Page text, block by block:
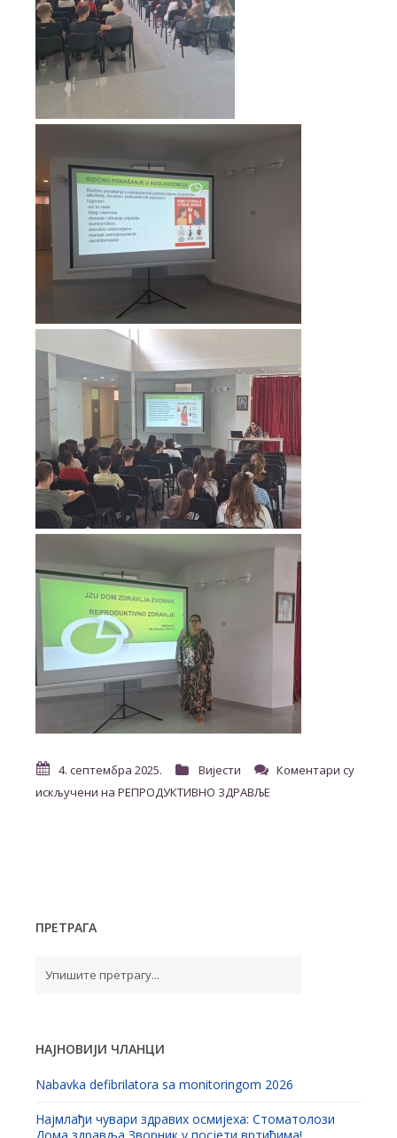
4. септембра 2025. Вијести
Коментари су
искључени на РЕПРОДУКТИВНО ЗДРАВЉЕ
ПРЕТРАГА
НАЈНОВИЈИ ЧЛАНЦИ
Nabavka defibrilatora sa monitoringom 2026
Најмлађи чувари здравих осмијеха: Стоматолози
Дома здравља Зворник у посјети вртићима!